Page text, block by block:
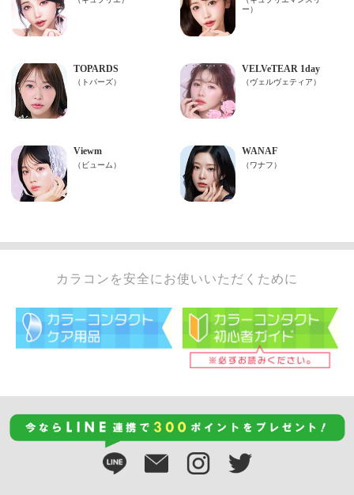
カラコンを安全にお使いいただくために